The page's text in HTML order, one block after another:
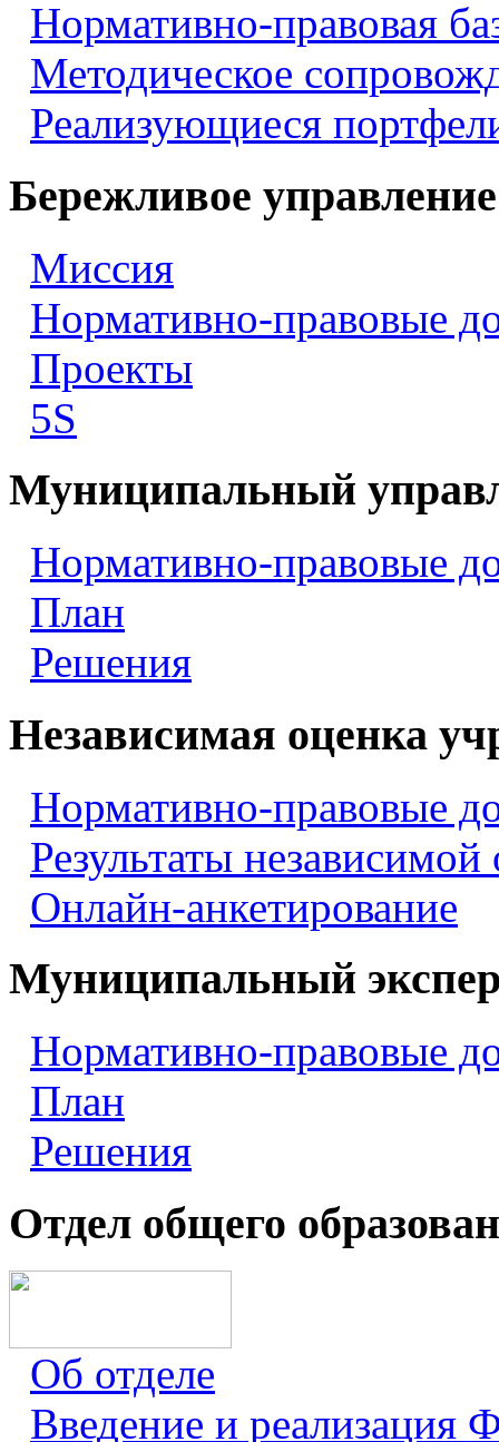
Нормативно-правовая
Методическое
Реализующиеся
Бережливое управление
Миссия
Нормативно-правовые
Проекты
5S
Муниципальный
Нормативно-правовые
План
Решения
Независимая оценка
Нормативно-правовые
Результаты независимой
Онлайн-анкетирование
Муниципальный
Нормативно-правовые
План
Решения
Отдел общего
Об отделе
Введение и